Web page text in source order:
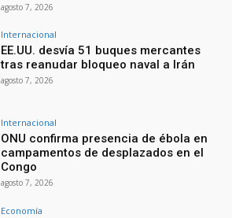
agosto 7, 2026
Internacional
EE.UU. desvía 51 buques mercantes
tras reanudar bloqueo naval a Irán
agosto 7, 2026
Internacional
ONU confirma presencia de ébola en
campamentos de desplazados en el
Congo
agosto 7, 2026
Economía